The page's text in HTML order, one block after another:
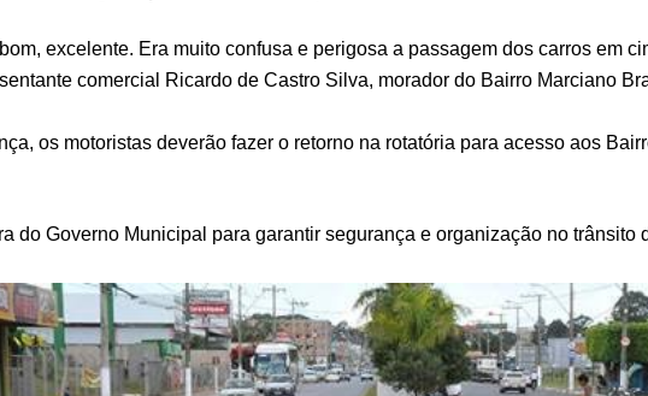
excelente. Era muito confusa e perigosa a passagem dos carros em
comercial Ricardo de Castro Silva, morador do Bairro Marciano
os motoristas deverão fazer o retorno na rotatória para acesso aos
do Governo Municipal para garantir segurança e organização no trânsito